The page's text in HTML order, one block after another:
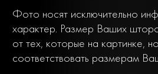
Фото носят исключительно
характер. Размер Ваших
от тех, которые на картинке,
соответствовать размерам